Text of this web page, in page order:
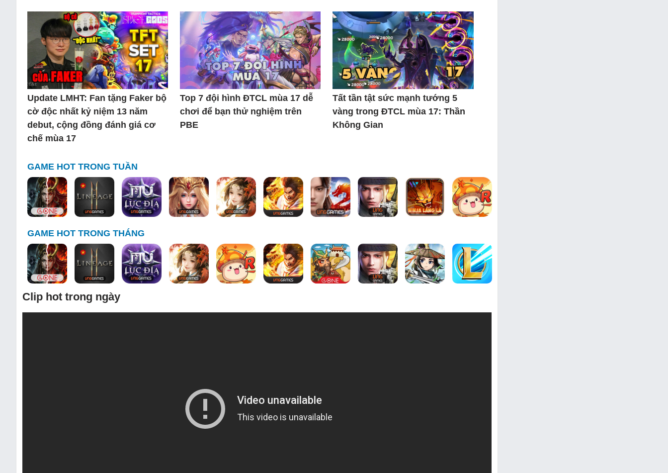
Update LMHT: Fan tặng Faker bộ
cờ độc nhất kỷ niệm 13 năm
debut, cộng đồng đánh giá cơ
chế mùa 17
Top 7 đội hình ĐTCL mùa 17 dễ
chơi để bạn thử nghiệm trên
PBE
Tất tần tật sức mạnh tướng 5
vàng trong ĐTCL mùa 17: Thần
Không Gian
GAME HOT TRONG TUẦN
GAME HOT TRONG THÁNG
Clip hot trong ngày